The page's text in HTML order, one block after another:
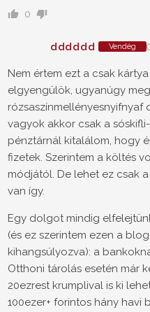
0
dddddd Vendég
Nem értem ezt a csak
elgyengülök, ugyanúgy
rózsaszínmellényesnyifnyaf
vagyok akkor csak a
pénztárnál kitalálom, hogy
fizetek. Szerintem a költés
módjától. De lehet ez csak
van így.
Egy dolgot mindig
(és ez szerintem ezen a
kihangsúlyozva): a
Otthoni tárolás esetén már
20ezrest krumplival is ki
100ezer+ forintos hány havi